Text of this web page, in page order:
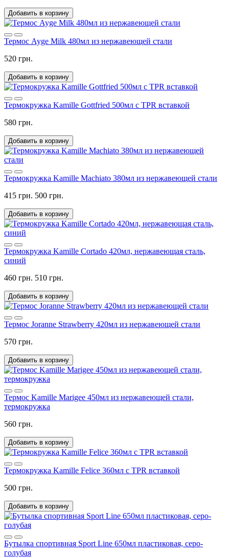
Добавить в корзину
Термос Ayge Milk 480мл из нержавеющей стали
520 грн.
Добавить в корзину
Термокружка Kamille Gottfried 500мл с TPR вставкой
580 грн.
Добавить в корзину
Термокружка Kamille Machiato 380мл из нержавеющей стали
415 грн. 500 грн.
Добавить в корзину
Термокружка Kamille Cortado 420мл, нержавеющая сталь,
синий
460 грн. 510 грн.
Добавить в корзину
Термос Joranne Strawberry 420мл из нержавеющей стали
570 грн.
Добавить в корзину
Термос Kamille Marigee 450мл из нержавеющей стали,
термокружка
560 грн.
Добавить в корзину
Термокружка Kamille Felice 360мл с TPR вставкой
500 грн.
Добавить в корзину
Бутылка спортивная Sport Line 650мл пластиковая, серо-
голубая